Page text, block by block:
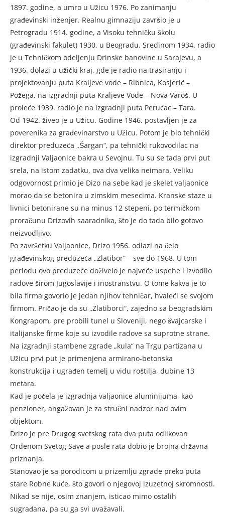
1897. godine, a umro u Užicu 1976. Po zanimanju
građevinski inženjer. Realnu gimnaziju završio je u
Petrogradu 1914. godine, a Visoku tehničku školu
(građevinski fakulet) 1930. u Beogradu. Sredinom 1934. radio
je u Tehničkom odeljenju Drinske banovine u Sarajevu, a
1936. dolazi u užički kraj, gde je radio na trasiranju i
projektovanju puta Kraljeve vode – Ribnica, Kosjerić –
Požega, na izgradnji puta Kraljeve Vode – Nova Varoš. U
proleće 1939. radio je na izgradnji puta Perućac – Tara.
Od 1942. živeo je u Užicu. Godine 1946. postavljen je za
poverenika za građevinarstvo u Užicu. Potom je bio tehnički
direktor preduzeća „Šargan“, pa tehnički rukovodilac na
izgradnji Valjaonice bakra u Sevojnu. Tu su se tada prvi put
srela, na istom zadatku, ova dva velika neimara. Veliku
odgovornost primio je Dizo na sebe kad je skelet valjaonice
morao da se betonira u zimskim mesecima. Kranske staze u
livnici betonirane su na minus 12 stepeni, po termičkom
proračunu Drizovih saaradnika, što je do tada bilo gotovo
neizvodljivo.
Po završetku Valjaonice, Drizo 1956. odlazi na čelo
građevinskog preduzeća „Zlatibor“ – sve do 1968. U tom
periodu ovo preduzeće doživelo je najveće uspehe i izvodilo
radove širom Jugoslavije i inostranstvu. O tome kakva je to
bila firma govorio je jedan njihov tehničar, hvaleći se svojom
firmom. Pričao je da su „Zlatiborci“, zajedno sa beogradskim
Kongrapom, pre probili tunel u Sloveniji, nego švajcarske i
italijanske firme koje su izvodile radove sa suprotne strane.
Na izgradnji stambene zgrade „kula“ na Trgu partizana u
Užicu prvi put je primenjena armirano-betonska
konstrukcija i ugrađen temelj u vidu roštilja, dubine 13
metara.
Kad je počela je izgradnja valjaonice aluminijuma, kao
penzioner, angažovan je za stručni nadzor nad ovim
objektom.
Drizo je pre Drugog svetskog rata dva puta odlikovan
Ordenom Svetog Save a posle rata dobio je brojna državna
priznanja.
Stanovao je sa porodicom u prizemlju zgrade preko puta
stare Robne kuće, što govori o njegovoj izuzetnoj skromnosti.
Nikad se nije, osim znanjem, isticao mimo ostalih
sugrađana, pa su ga svi uvažavali.
Drizo je bio duševan čovek. Voleo je ne samo ljude nego i
životinje. To su njegovi saradnici znali, pa mu je neko, dok je
bio tehnički rukovodilac izgradnje valjaonice bakra, poklonio
jare, koje je izraslo u golemu rogatu jarčinu.
Zvali su ga Drizov jarac i kretao se slobodno među
graditeljima. Ponašao se gotovo kao da je ljudski stvor. Ipak
su ga se deca plašila, videći ga sa onolikim rogovima.
Ulazio je i u kancelarije i druge radne prostorije. Svi su ga
voleli i nisu ga terali. Ipak je iznenada nestao posle dve